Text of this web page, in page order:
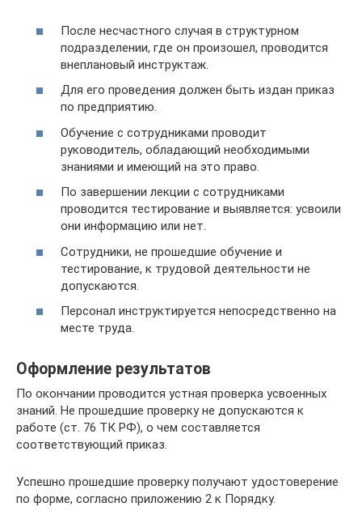
После несчастного случая в структурном
подразделении, где он произошел, проводится
внеплановый инструктаж.
Для его проведения должен быть издан приказ
по предприятию.
Обучение с сотрудниками проводит
руководитель, обладающий необходимыми
знаниями и имеющий на это право.
По завершении лекции с сотрудниками
проводится тестирование и выявляется: усвоили
они информацию или нет.
Сотрудники, не прошедшие обучение и
тестирование, к трудовой деятельности не
допускаются.
Персонал инструктируется непосредственно на
месте труда.
Оформление результатов
По окончании проводится устная проверка усвоенных
знаний. Не прошедшие проверку не допускаются к
работе (ст. 76 ТК РФ), о чем составляется
соответствующий приказ.
Успешно прошедшие проверку получают удостоверение
по форме, согласно приложению 2 к Порядку.